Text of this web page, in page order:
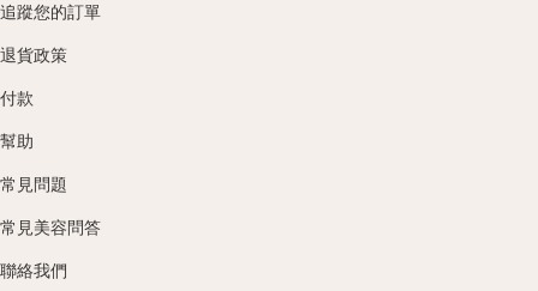
追蹤您的訂單
退貨政策
付款
幫助
常見問題
常見美容問答
聯絡我們